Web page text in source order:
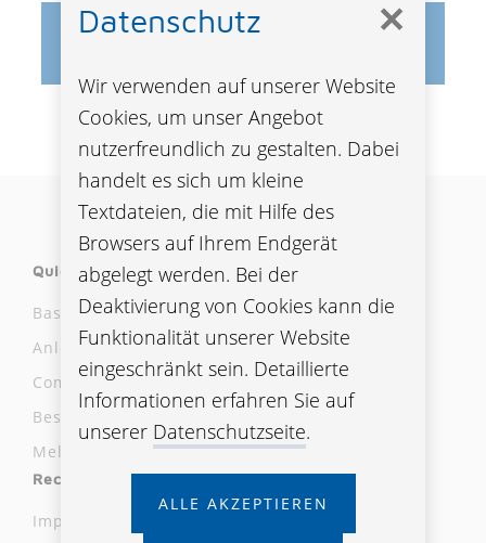
INFORMATIONEN ZU UNSEREN
Quicklinks
Basisinformationsblätter
Anlegerinformationen/Fondsinfos
Compliance Meldestelle
Beschwerdestelle
Meldung laut Hinweisgeber:innenschutzgesetz
Rechtliche Hinweise
Impressum
✕
Datenschutz
Wir verwenden auf unserer Website
Cookies, um unser Angebot
nutzerfreundlich zu gestalten. Dabei
handelt es sich um kleine
Textdateien, die mit Hilfe des
Browsers auf Ihrem Endgerät
abgelegt werden. Bei der
Deaktivierung von Cookies kann die
Funktionalität unserer Website
eingeschränkt sein. Detaillierte
Informationen erfahren Sie auf
unserer Datenschutzseite.
ALLE AKZEPTIEREN